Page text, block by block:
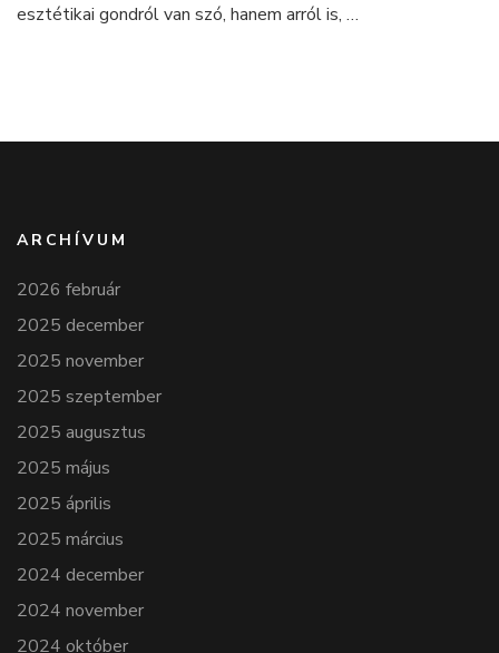
esztétikai gondról van szó, hanem arról is, …
ARCHÍVUM
2026 február
2025 december
2025 november
2025 szeptember
2025 augusztus
2025 május
2025 április
2025 március
2024 december
2024 november
2024 október